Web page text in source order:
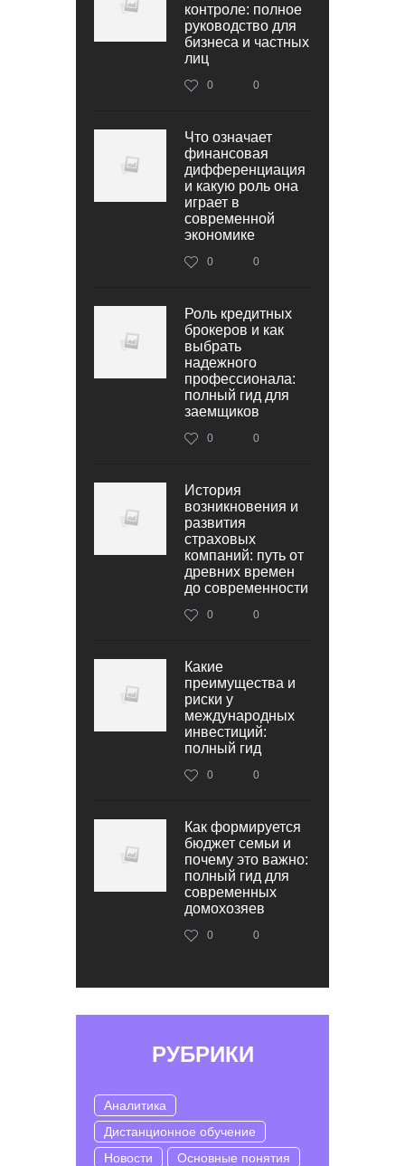
контроле: полное
руководство для
бизнеса и частных
лиц
0 0
Что означает
финансовая
дифференциация
и какую роль она
играет в
современной
экономике
0 0
Роль кредитных
брокеров и как
выбрать
надежного
профессионала:
полный гид для
заемщиков
0 0
История
возникновения и
развития
страховых
компаний: путь от
древних времен
до современности
0 0
Какие
преимущества и
риски у
международных
инвестиций:
полный гид
0 0
Как формируется
бюджет семьи и
почему это важно:
полный гид для
современных
домохозяев
0 0
РУБРИКИ
Аналитика
Дистанционное обучение
Новости
Основные понятия